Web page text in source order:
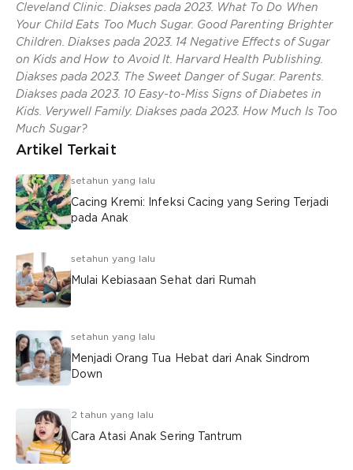
Cleveland Clinic. Diakses pada 2023. What To Do When
Your Child Eats Too Much Sugar. Good Parenting Brighter
Children. Diakses pada 2023. 14 Negative Effects of Sugar
on Kids and How to Avoid It. Harvard Health Publishing.
Diakses pada 2023. The Sweet Danger of Sugar. Parents.
Diakses pada 2023. 10 Easy-to-Miss Signs of Diabetes in
Kids. Verywell Family. Diakses pada 2023. How Much Is Too
Much Sugar?
Artikel Terkait
setahun yang lalu
Cacing Kremi: Infeksi Cacing yang Sering Terjadi
pada Anak
setahun yang lalu
Mulai Kebiasaan Sehat dari Rumah
setahun yang lalu
Menjadi Orang Tua Hebat dari Anak Sindrom
Down
2 tahun yang lalu
Cara Atasi Anak Sering Tantrum